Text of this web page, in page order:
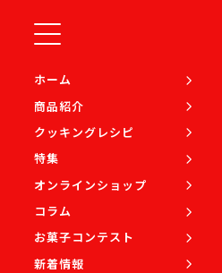
ホーム
商品紹介
クッキングレシピ
特集
オンラインショップ
コラム
お菓子コンテスト
新着情報